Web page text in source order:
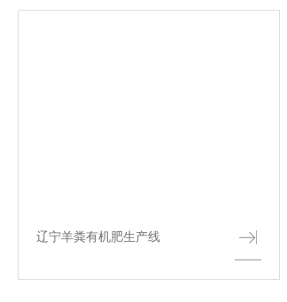
辽宁羊粪有机肥生产线